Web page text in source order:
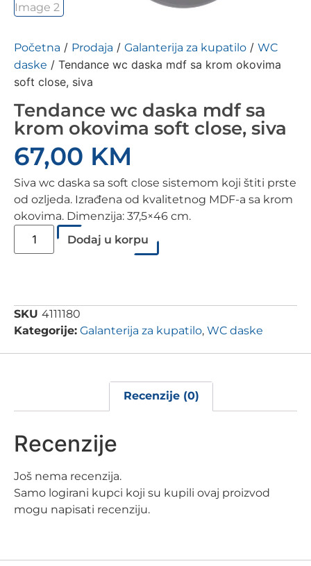
Početna / Prodaja / Galanterija za kupatilo / WC
daske / Tendance wc daska mdf sa krom okovima
soft close, siva
Tendance wc daska mdf sa
krom okovima soft close, siva
67,00 KM
Siva wc daska sa soft close sistemom koji štiti prste
od ozljeda. Izrađena od kvalitetnog MDF-a sa krom
okovima. Dimenzija: 37,5×46 cm.
Dodaj u korpu
SKU 4111180
Kategorije: Galanterija za kupatilo, WC daske
Recenzije (0)
Recenzije
Još nema recenzija.
Samo logirani kupci koji su kupili ovaj proizvod
mogu napisati recenziju.